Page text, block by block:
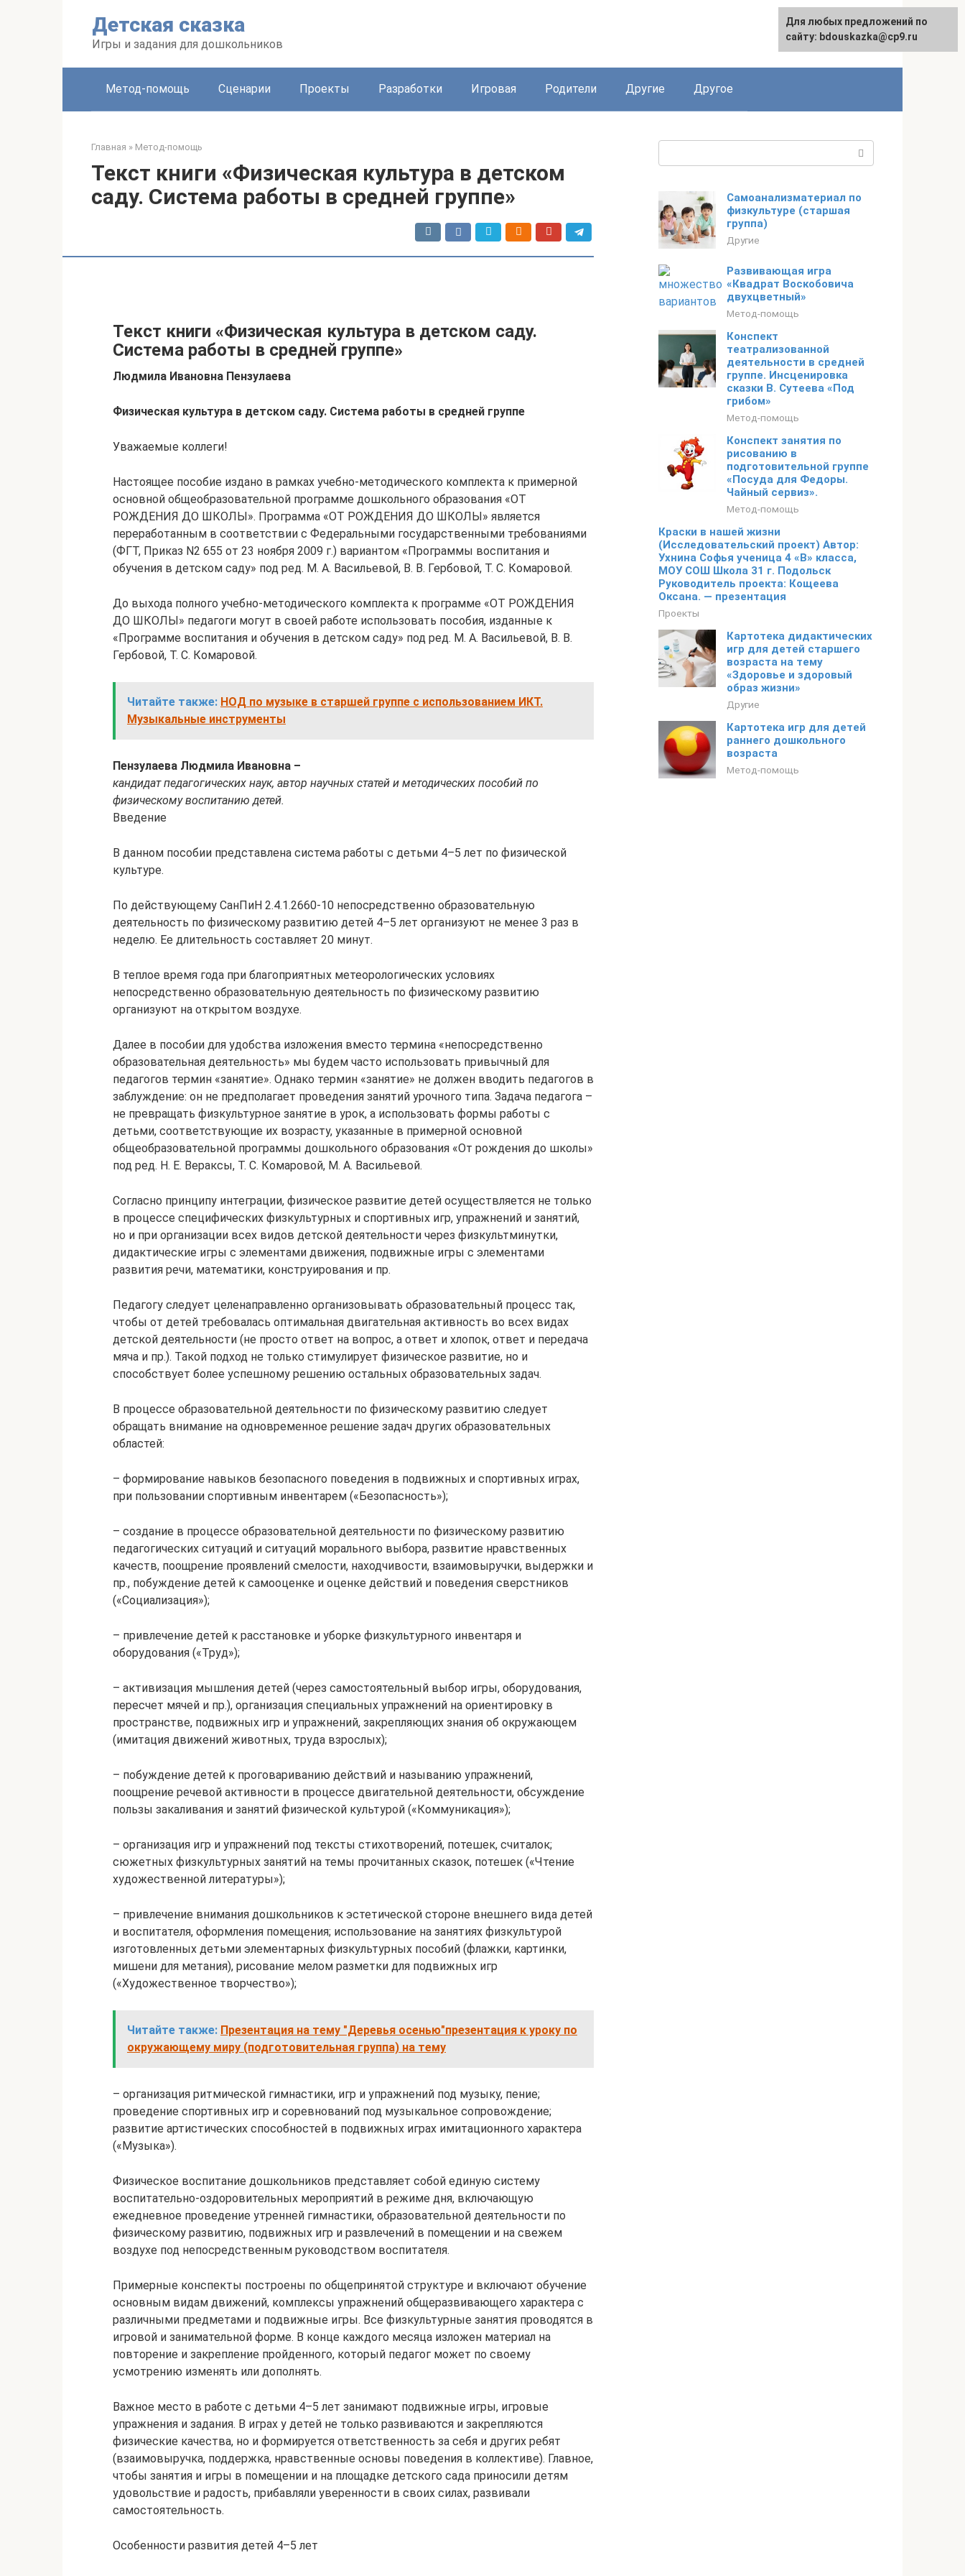
Детская сказка
Игры и задания для дошкольников
Метод-помощь Сценарии Проекты Разработки Игровая Родители Другие Другое
Главная » Метод-помощь
Текст книги «Физическая культура в детском
саду. Система работы в средней группе»
Текст книги «Физическая культура в детском саду.
Система работы в средней группе»
Людмила Ивановна Пензулаева
Физическая культура в детском саду. Система работы в средней группе
Уважаемые коллеги!
Настоящее пособие издано в рамках учебно-методического комплекта к примерной
основной общеобразовательной программе дошкольного образования «ОТ
РОЖДЕНИЯ ДО ШКОЛЫ». Программа «ОТ РОЖДЕНИЯ ДО ШКОЛЫ» является
переработанным в соответствии с Федеральными государственными требованиями
(ФГТ, Приказ N2 655 от 23 ноября 2009 г.) вариантом «Программы воспитания и
обучения в детском саду» под ред. М. А. Васильевой, В. В. Гербовой, Т. С. Комаровой.
До выхода полного учебно-методического комплекта к программе «ОТ РОЖДЕНИЯ
ДО ШКОЛЫ» педагоги могут в своей работе использовать пособия, изданные к
«Программе воспитания и обучения в детском саду» под ред. М. А. Васильевой, В. В.
Гербовой, Т. С. Комаровой.
Читайте также: НОД по музыке в старшей группе с использованием ИКТ.
Музыкальные инструменты
Пензулаева Людмила Ивановна –
кандидат педагогических наук, автор научных статей и методических пособий по
физическому воспитанию детей.
Введение
В данном пособии представлена система работы с детьми 4–5 лет по физической
культуре.
По действующему СанПиН 2.4.1.2660-10 непосредственно образовательную
деятельность по физическому развитию детей 4–5 лет организуют не менее 3 раз в
неделю. Ее длительность составляет 20 минут.
В теплое время года при благоприятных метеорологических условиях
непосредственно образовательную деятельность по физическому развитию
организуют на открытом воздухе.
Далее в пособии для удобства изложения вместо термина «непосредственно
образовательная деятельность» мы будем часто использовать привычный для
педагогов термин «занятие». Однако термин «занятие» не должен вводить педагогов в
заблуждение: он не предполагает проведения занятий урочного типа. Задача педагога –
не превращать физкультурное занятие в урок, а использовать формы работы с
детьми, соответствующие их возрасту, указанные в примерной основной
общеобразовательной программы дошкольного образования «От рождения до школы»
под ред. H. Е. Вераксы, Т. С. Комаровой, М. А. Васильевой.
Согласно принципу интеграции, физическое развитие детей осуществляется не только
в процессе специфических физкультурных и спортивных игр, упражнений и занятий,
но и при организации всех видов детской деятельности через физкультминутки,
дидактические игры с элементами движения, подвижные игры с элементами
развития речи, математики, конструирования и пр.
Педагогу следует целенаправленно организовывать образовательный процесс так,
чтобы от детей требовалась оптимальная двигательная активность во всех видах
детской деятельности (не просто ответ на вопрос, а ответ и хлопок, ответ и передача
мяча и пр.). Такой подход не только стимулирует физическое развитие, но и
способствует более успешному решению остальных образовательных задач.
В процессе образовательной деятельности по физическому развитию следует
обращать внимание на одновременное решение задач других образовательных
областей:
– формирование навыков безопасного поведения в подвижных и спортивных играх,
при пользовании спортивным инвентарем («Безопасность»);
– создание в процессе образовательной деятельности по физическому развитию
педагогических ситуаций и ситуаций морального выбора, развитие нравственных
качеств, поощрение проявлений смелости, находчивости, взаимовыручки, выдержки и
пр., побуждение детей к самооценке и оценке действий и поведения сверстников
(«Социализация»);
– привлечение детей к расстановке и уборке физкультурного инвентаря и
оборудования («Труд»);
– активизация мышления детей (через самостоятельный выбор игры, оборудования,
пересчет мячей и пр.), организация специальных упражнений на ориентировку в
пространстве, подвижных игр и упражнений, закрепляющих знания об окружающем
(имитация движений животных, труда взрослых);
– побуждение детей к проговариванию действий и называнию упражнений,
поощрение речевой активности в процессе двигательной деятельности, обсуждение
пользы закаливания и занятий физической культурой («Коммуникация»);
– организация игр и упражнений под тексты стихотворений, потешек, считалок;
сюжетных физкультурных занятий на темы прочитанных сказок, потешек («Чтение
художественной литературы»);
– привлечение внимания дошкольников к эстетической стороне внешнего вида детей
и воспитателя, оформления помещения; использование на занятиях физкультурой
изготовленных детьми элементарных физкультурных пособий (флажки, картинки,
мишени для метания), рисование мелом разметки для подвижных игр
(«Художественное творчество»);
Читайте также: Презентация на тему "Деревья осенью"презентация к уроку по
окружающему миру (подготовительная группа) на тему
– организация ритмической гимнастики, игр и упражнений под музыку, пение;
проведение спортивных игр и соревнований под музыкальное сопровождение;
развитие артистических способностей в подвижных играх имитационного характера
(«Музыка»).
Физическое воспитание дошкольников представляет собой единую систему
воспитательно-оздоровительных мероприятий в режиме дня, включающую
ежедневное проведение утренней гимнастики, образовательной деятельности по
физическому развитию, подвижных игр и развлечений в помещении и на свежем
воздухе под непосредственным руководством воспитателя.
Примерные конспекты построены по общепринятой структуре и включают обучение
основным видам движений, комплексы упражнений общеразвивающего характера с
различными предметами и подвижные игры. Все физкультурные занятия проводятся в
игровой и занимательной форме. В конце каждого месяца изложен материал на
повторение и закрепление пройденного, который педагог может по своему
усмотрению изменять или дополнять.
Важное место в работе с детьми 4–5 лет занимают подвижные игры, игровые
упражнения и задания. В играх у детей не только развиваются и закрепляются
физические качества, но и формируется ответственность за себя и других ребят
(взаимовыручка, поддержка, нравственные основы поведения в коллективе). Главное,
чтобы занятия и игры в помещении и на площадке детского сада приносили детям
удовольствие и радость, прибавляли уверенности в своих силах, развивали
самостоятельность.
Особенности развития детей 4–5 лет
Самоанализматериал по
физкультуре (старшая
группа)
Другие
Развивающая игра
«Квадрат Воскобовича
двухцветный»
Метод-помощь
Конспект
театрализованной
деятельности в средней
группе. Инсценировка
сказки В. Сутеева «Под
грибом»
Метод-помощь
Конспект занятия по
рисованию в
подготовительной группе
«Посуда для Федоры.
Чайный сервиз».
Метод-помощь
Краски в нашей жизни
(Исследовательский проект) Автор:
Ухнина Софья ученица 4 «В» класса,
МОУ СОШ Школа 31 г. Подольск
Руководитель проекта: Кощеева
Оксана. — презентация
Проекты
Картотека дидактических
игр для детей старшего
возраста на тему
«Здоровье и здоровый
образ жизни»
Другие
Картотека игр для детей
раннего дошкольного
возраста
Метод-помощь
Для любых предложений по
сайту: bdouskazka@cp9.ru